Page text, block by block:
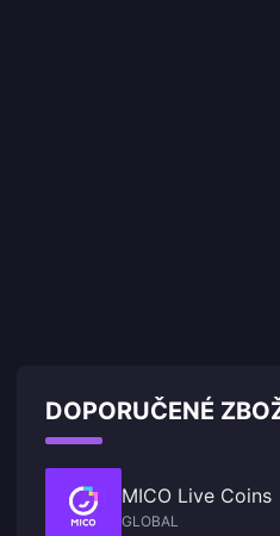
DOPORUČENÉ
MICO Live Coins
GLOBAL